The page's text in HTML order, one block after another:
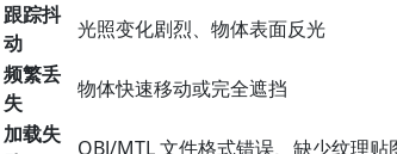
跟踪抖
动
光照变化剧烈、物体表面反光
频繁丢
失
物体快速移动或完全遮挡
加载失
OBJ/MTL 文件格式错误、缺少纹理贴